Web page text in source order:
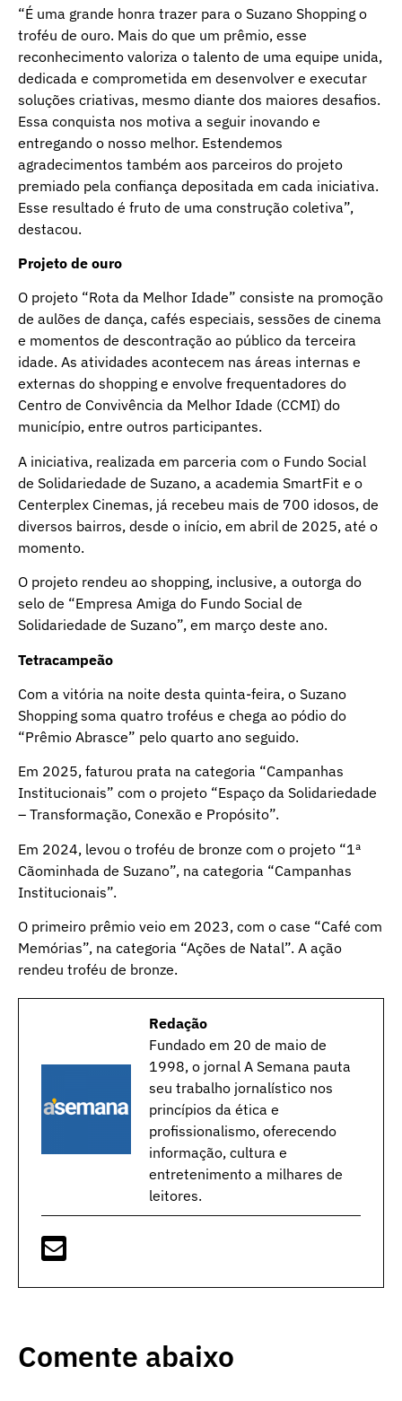
“É uma grande honra trazer para o Suzano Shopping o
troféu de ouro. Mais do que um prêmio, esse
reconhecimento valoriza o talento de uma equipe unida,
dedicada e comprometida em desenvolver e executar
soluções criativas, mesmo diante dos maiores desafios.
Essa conquista nos motiva a seguir inovando e
entregando o nosso melhor. Estendemos
agradecimentos também aos parceiros do projeto
premiado pela confiança depositada em cada iniciativa.
Esse resultado é fruto de uma construção coletiva”,
destacou.
Projeto de ouro
O projeto “Rota da Melhor Idade” consiste na promoção
de aulões de dança, cafés especiais, sessões de cinema
e momentos de descontração ao público da terceira
idade. As atividades acontecem nas áreas internas e
externas do shopping e envolve frequentadores do
Centro de Convivência da Melhor Idade (CCMI) do
município, entre outros participantes.
A iniciativa, realizada em parceria com o Fundo Social
de Solidariedade de Suzano, a academia SmartFit e o
Centerplex Cinemas, já recebeu mais de 700 idosos, de
diversos bairros, desde o início, em abril de 2025, até o
momento.
O projeto rendeu ao shopping, inclusive, a outorga do
selo de “Empresa Amiga do Fundo Social de
Solidariedade de Suzano”, em março deste ano.
Tetracampeão
Com a vitória na noite desta quinta-feira, o Suzano
Shopping soma quatro troféus e chega ao pódio do
“Prêmio Abrasce” pelo quarto ano seguido.
Em 2025, faturou prata na categoria “Campanhas
Institucionais” com o projeto “Espaço da Solidariedade
– Transformação, Conexão e Propósito”.
Em 2024, levou o troféu de bronze com o projeto “1ª
Cãominhada de Suzano”, na categoria “Campanhas
Institucionais”.
O primeiro prêmio veio em 2023, com o case “Café com
Memórias”, na categoria “Ações de Natal”. A ação
rendeu troféu de bronze.
Redação
Fundado em 20 de maio de
1998, o jornal A Semana pauta
seu trabalho jornalístico nos
princípios da ética e
profissionalismo, oferecendo
informação, cultura e
entretenimento a milhares de
leitores.
Comente abaixo